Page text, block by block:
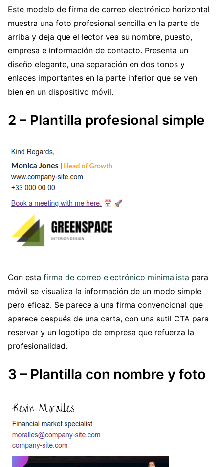
Este modelo de firma de correo electrónico horizontal
muestra una foto profesional sencilla en la parte de
arriba y deja que el lector vea su nombre, puesto,
empresa e información de contacto. Presenta un
diseño elegante, una separación en dos tonos y
enlaces importantes en la parte inferior que se ven
bien en un dispositivo móvil.
2 – Plantilla profesional simple
Con esta firma de correo electrónico minimalista para
móvil se visualiza la información de un modo simple
pero eficaz. Se parece a una firma convencional que
aparece después de una carta, con una sutil CTA para
reservar y un logotipo de empresa que refuerza la
profesionalidad.
3 – Plantilla con nombre y foto